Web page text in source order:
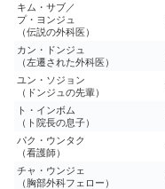
キム・サブ／
プ・ヨンジュ
（伝説の外科医）
カン・ドンジュ
（左遷された外科医）
ユン・ソジョン
（ドンジュの先輩）
ト・インボム
（ト院長の息子）
パク・ウンタク
（看護師）
チャ・ウンジェ
（胸部外科フェロー）